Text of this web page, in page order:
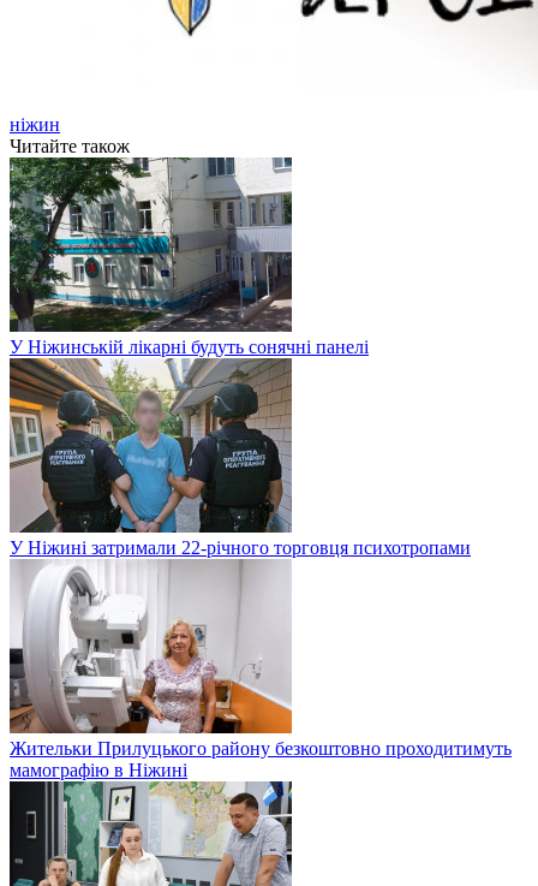
ніжин
Читайте також
У Ніжинській лікарні будуть сонячні панелі
У Ніжині затримали 22-річного торговця психотропами
Жительки Прилуцького району безкоштовно проходитимуть
мамографію в Ніжині